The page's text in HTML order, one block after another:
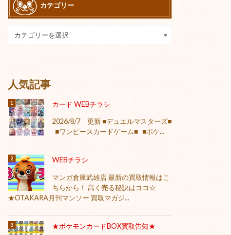
カテゴリー
人気記事
カード WEBチラシ
2026/8/7 更新 ■デュエルマスターズ■
■ワンピースカードゲーム■ ■ポケ...
WEBチラシ
マンガ倉庫武雄店 最新の買取情報はこ
ちらから！ 高く売る秘訣はココ☆
★OTAKARA月刊マンソー 買取マガジ...
★ポケモンカードBOX買取告知★